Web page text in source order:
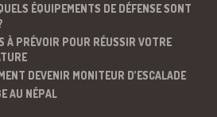
ÉQUIPEMENTS DE DÉFENSE SONT
À PRÉVOIR POUR RÉUSSIR VOTRE
DEVENIR MONITEUR D’ESCALADE
AU NÉPAL